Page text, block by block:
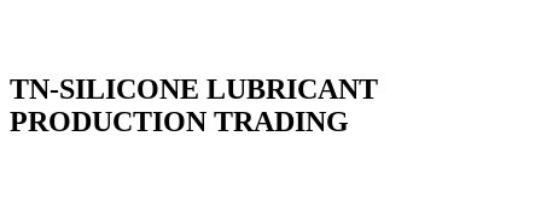
TN-SILICONE LUBRICANT
PRODUCTION TRADING